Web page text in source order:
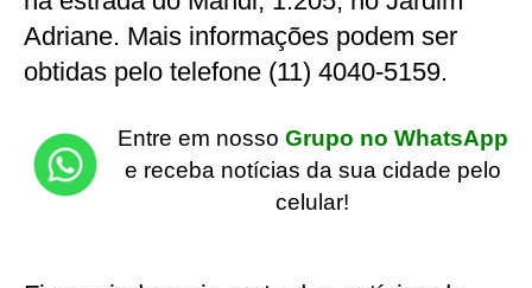
Adriane. Mais informações podem ser
obtidas pelo telefone (11) 4040-5159.
Entre em nosso Grupo no WhatsApp
e receba notícias da sua cidade pelo
celular!